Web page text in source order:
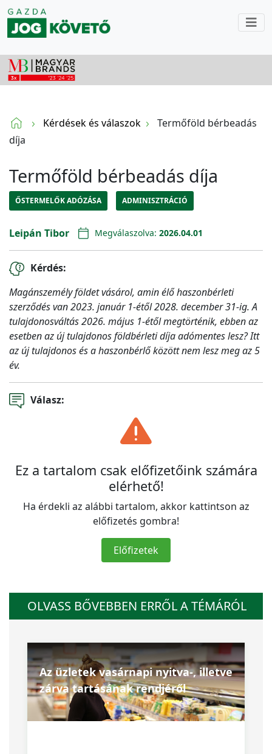
Kérdések és válaszok
Termőföld bérbeadás
díja
Termőföld bérbeadás díja
ŐSTERMELŐK ADÓZÁSA ADMINISZTRÁCIÓ
Leipán Tibor Megválaszolva: 2026.04.01
Kérdés:
Magánszemély földet vásárol, amin élő haszonbérleti
szerződés van 2023. január 1-étől 2028. december 31-ig. A
tulajdonosváltás 2026. május 1-étől megtörténik, ebben az
esetben az új tulajdonos földbérleti díja adómentes lesz? Itt
az új tulajdonos és a haszonbérlő között nem lesz meg az 5
év.
Válasz:
Ez a tartalom csak előfizetőink számára
elérhető!
Ha érdekli az alábbi tartalom, akkor kattintson az
előfizetés gombra!
Előfizetek
OLVASS BŐVEBBEN ERRŐL A TÉMÁRÓL
Az üzletek vasárnapi nyitva-, illetve
zárva tartásának rendjéről